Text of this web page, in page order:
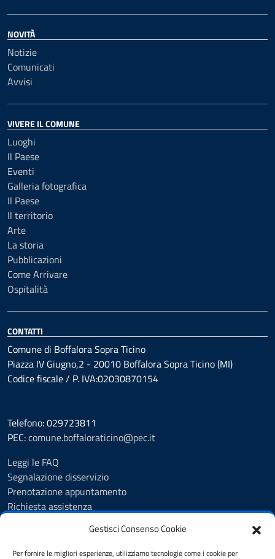
Gestisci Consenso Cookie
Per fornire le migliori esperienze, utilizziamo tecnologie come i cookie per
NOVITÀ
Notizie
Comunicati
Avvisi
VIVERE IL COMUNE
Luoghi
Il Paese
Eventi
Galleria fotografica
Il Paese
Il territorio
Arte
La storia
Pubblicazioni
Come Arrivare
Ospitalità
CONTATTI
Comune di Boffalora Sopra Ticino
Piazza IV Giugno,2 - 20010 Boffalora Sopra Ticino (MI)
Codice fiscale / P. IVA:02030870154
Telefono: 029723811
PEC:comune.boffaloraticino@pec.it
Leggi le FAQ
Segnalazione disservizio
Prenotazione appuntamento
Richiesta assistenza
Amministrazione trasparente
Informativa privacy